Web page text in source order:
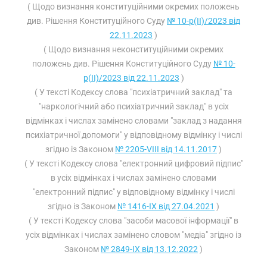
( Щодо визнання конституційними окремих положень
див. Рішення Конституційного Суду № 10-р(II)/2023 від
22.11.2023 )
( Щодо визнання неконституційними окремих
положень див. Рішення Конституційного Суду № 10-
р(II)/2023 від 22.11.2023 )
( У тексті Кодексу слова "психіатричний заклад" та
"наркологічний або психіатричний заклад" в усіх
відмінках і числах замінено словами "заклад з надання
психіатричної допомоги" у відповідному відмінку і числі
згідно із Законом № 2205-VIII від 14.11.2017)
( У тексті Кодексу слова "електронний цифровий підпис"
в усіх відмінках і числах замінено словами
"електронний підпис" у відповідному відмінку і числі
згідно із Законом № 1416-IX від 27.04.2021 )
( У тексті Кодексу слова "засоби масової інформації" в
усіх відмінках і числах замінено словом "медіа" згідно із
Законом № 2849-IX від 13.12.2022 )